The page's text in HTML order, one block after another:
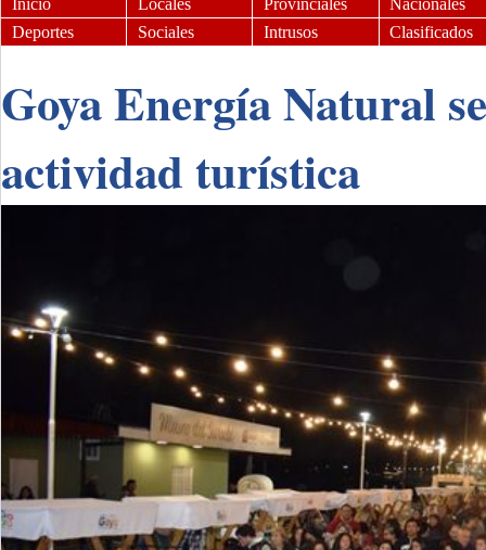
Inicio Locales Provinciales
Nacionales
Deportes
Sociales Intrusos Clasificados
Goya Energía Natural
actividad turística